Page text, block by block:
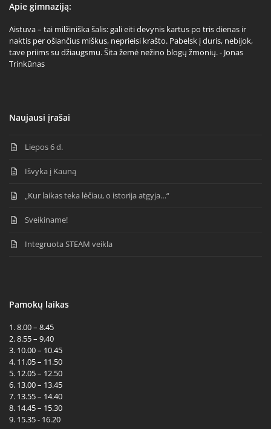
Apie gimnaziją:
Aistuva – tai milžiniška šalis: gali eiti devynis kartus po tris dienas ir
naktis per ošiančius miškus, neprieisi krašto. Pabelsk į duris, nebijok,
tave priims su džiaugsmu. Šita žemė nežino blogų žmonių. - Jonas
Trinkūnas
Naujausi įrašai
Liepos 6 d.
Išvyka į Kauną
„Kur laikas teka lėčiau, o istorija atgyja…“
Sveikiname!
Integruota STEAM veikla
Pamokų laikas
1. 8.00 – 8.45
2. 8.55 – 9.40
3. 10.00 – 10.45
4. 11.05 – 11.50
5. 12.05 – 12.50
6. 13.00 – 13.45
7. 13.55 – 14.40
8. 14.45 – 15.30
9. 15.35 - 16.20